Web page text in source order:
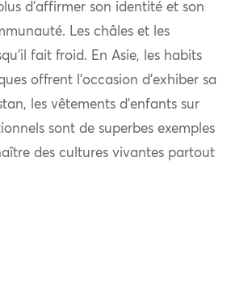
d’affirmer son identité et son
Les châles et les
fait froid. En Asie, les habits
offrent l’occasion d’exhiber sa
les vêtements d’enfants sur
sont de superbes exemples
des cultures vivantes partout